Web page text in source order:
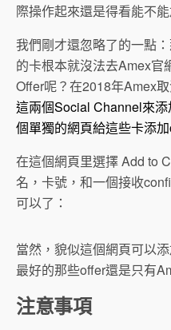
際操作起來還是得看能不
我們剛才還忽略了的一點
的卡根本就沒法去Amex官
Offer呢？在2018年Amex
這兩個Social Channel來
個單獨的網頁給這些卡添
在這個網頁里選擇 Add to
名，卡號，和一個接收
可以了：
當然，貌似這個網頁可以
最好的那些offer還是只有
注意事項